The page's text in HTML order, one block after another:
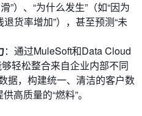
”）、“为什么发生”（如“因为
货率增加”），甚至预测“未
：通过MuleSoft和Data Cloud
轻松整合来自企业内部不同
据，构建统一、清洁的客户数
高质量的“燃料”。